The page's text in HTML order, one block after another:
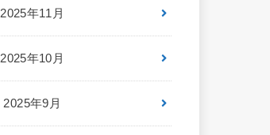
2025年11月
2025年10月
2025年9月